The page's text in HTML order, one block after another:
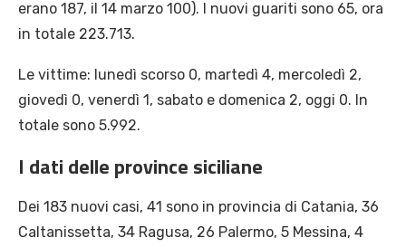
erano 187, il 14 marzo 100). I nuovi guariti sono 65, ora
in totale 223.713.
Le vittime: lunedì scorso 0, martedì 4, mercoledì 2,
giovedì 0, venerdì 1, sabato e domenica 2, oggi 0. In
totale sono 5.992.
I dati delle province siciliane
Dei 183 nuovi casi, 41 sono in provincia di Catania, 36
Caltanissetta, 34 Ragusa, 26 Palermo, 5 Messina, 4